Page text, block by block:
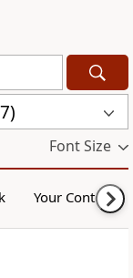
Font Size
Your Content